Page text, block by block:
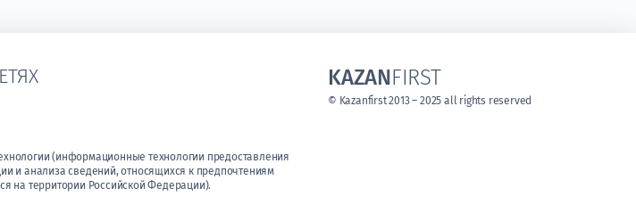
(информационные технологии предоставления
и анализа сведений, относящихся к предпочтениям
на территории Российской Федерации).
KAZANFIRST
© Kazanfirst 2013 – 2025 all rights reserved